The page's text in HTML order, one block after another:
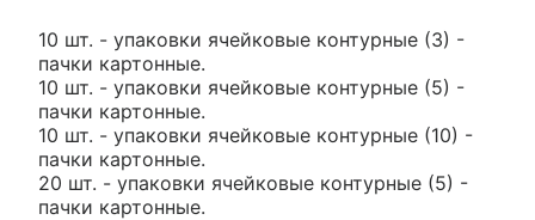
10 шт. - упаковки ячейковые контурные (3) -
пачки картонные.
10 шт. - упаковки ячейковые контурные (5) -
пачки картонные.
10 шт. - упаковки ячейковые контурные (10) -
пачки картонные.
20 шт. - упаковки ячейковые контурные (5) -
пачки картонные.